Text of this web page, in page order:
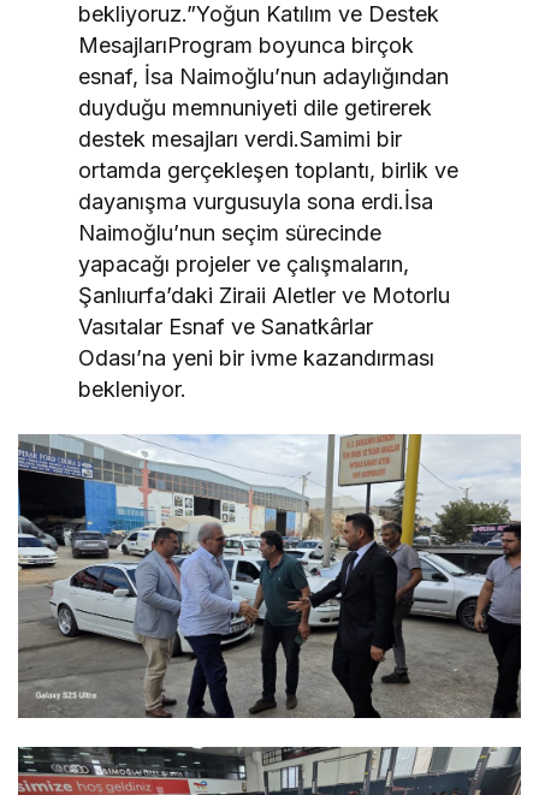
bekliyoruz.”Yoğun Katılım ve Destek
MesajlarıProgram boyunca birçok
esnaf, İsa Naimoğlu’nun adaylığından
duyduğu memnuniyeti dile getirerek
destek mesajları verdi.Samimi bir
ortamda gerçekleşen toplantı, birlik ve
dayanışma vurgusuyla sona erdi.İsa
Naimoğlu’nun seçim sürecinde
yapacağı projeler ve çalışmaların,
Şanlıurfa’daki Ziraii Aletler ve Motorlu
Vasıtalar Esnaf ve Sanatkârlar
Odası’na yeni bir ivme kazandırması
bekleniyor.